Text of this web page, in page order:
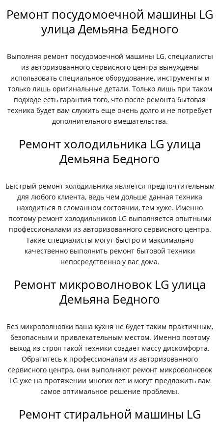
Ремонт посудомоечной машины LG
улица Демьяна Бедного
Выполняя ремонт посудомоечной машины LG, специалисты
из авторизованного сервисного центра вынуждены
использовать специальное оборудование, инструменты и
только лишь оригинальные детали. Только лишь при таком
подходе есть гарантия того, что после ремонта бытовая
техника будет вам служить еще очень долго и не потребует
дополнительного вмешательства.
Ремонт холодильника LG улица
Демьяна Бедного
Быстрый ремонт холодильника является предпочтительным
для любого клиента, ведь чем дольше данная техника
находиться в сломанном состоянии, тем хуже. Именно
поэтому ремонт холодильников LG выполняется опытными
профессионалами из авторизованного сервисного центра.
Такие специалисты могут быстро и максимально
качественно выполнить ремонт бытовой техники
непосредственно у вас дома.
Ремонт микроволновок LG улица
Демьяна Бедного
Без микроволновки ваша кухня не будет таким практичным,
безопасным и привлекательным местом. Именно поэтому
выход из строя такой техники создает массу дискомфорта.
Обратитесь к профессионалам из авторизованного
сервисного центра, они выполняют ремонт микроволновок
LG уже на протяжении многих лет и могут предложить вам
самое оптимальное решение проблемы.
Ремонт стиральной машины LG